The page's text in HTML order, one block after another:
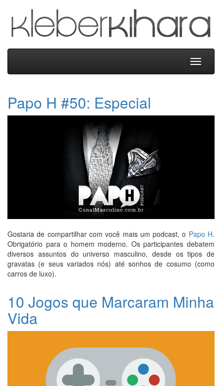
Kleber
Kihara
Menu
Papo H #50: Especial
Gostaria de compartilhar com você mais um podcast, o Papo H.
Obrigatório para o homem moderno. Os participantes debatem
diversos assuntos do universo masculino, desde os tipos de
gravatas (e seus variados nós) até sonhos de cosumo (como
carros de luxo).
10 Jogos que Marcaram Minha
Vida